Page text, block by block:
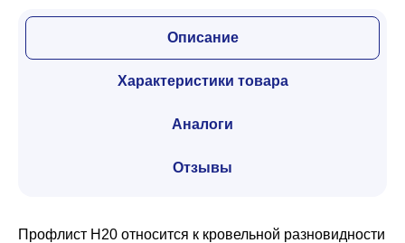
Описание
Характеристики товара
Аналоги
Отзывы
Профлист Н20 относится к кровельной разновидности